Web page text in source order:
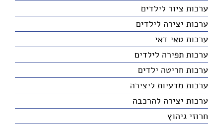
ערכות ציור לילדים
ערכות יצירה לילדים
ערכות טאי דאי
ערכות תפירה לילדים
ערכות חריטה ילדים
ערכות מדעיות ליצירה
ערכות יצירה להרכבה
חרוזי גיהוץ